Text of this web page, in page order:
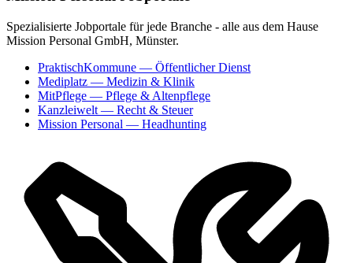
Spezialisierte Jobportale für jede Branche - alle aus dem Hause
Mission Personal GmbH, Münster.
PraktischKommune — Öffentlicher Dienst
Mediplatz — Medizin & Klinik
MitPflege — Pflege & Altenpflege
Kanzleiwelt — Recht & Steuer
Mission Personal — Headhunting